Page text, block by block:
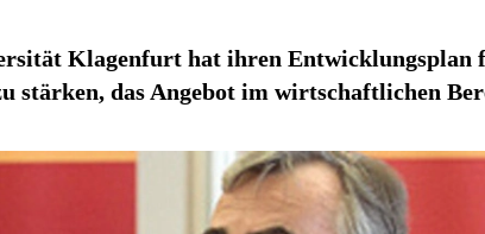
Klagenfurt hat ihren Entwicklungsplan
stärken, das Angebot im wirtschaftlichen